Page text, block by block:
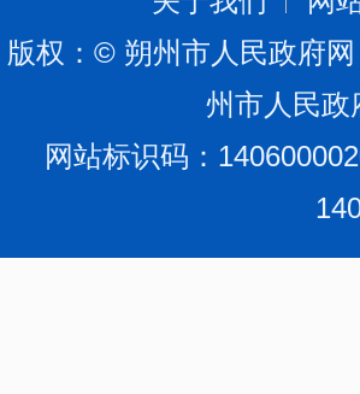
版权：© 朔州市人民政府
州市人民政
网站标识码：